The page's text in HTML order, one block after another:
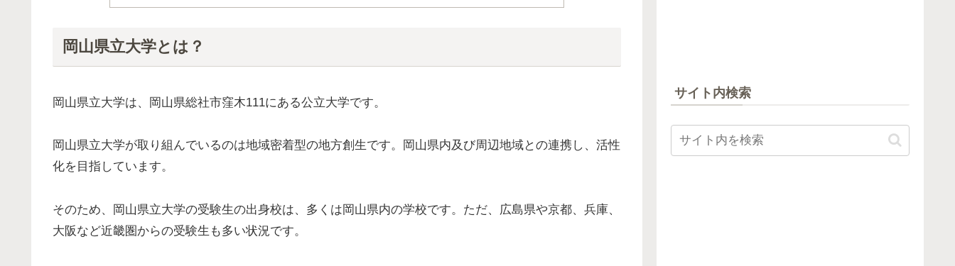
岡山県立大学とは？
岡山県立大学は、岡山県総社市窪木111にある公立大学です。
岡山県立大学が取り組んでいるのは地域密着型の地方創生です。岡山県内及び周辺地域との連携し、活性
化を目指しています。
そのため、岡山県立大学の受験生の出身校は、多くは岡山県内の学校です。ただ、広島県や京都、兵庫、
大阪など近畿圏からの受験生も多い状況です。
サイト内検索